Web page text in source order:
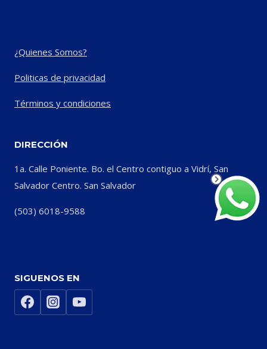
¿Quienes Somos?
Politicas de privacidad
Términos y condiciones
DIRECCIÓN
1a. Calle Poniente. Bo. el Centro contiguo a Vidrí, San
Salvador Centro. San Salvador
(503) 6018-9588
SIGUENOS EN